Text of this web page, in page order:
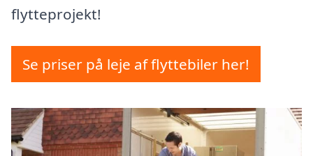
flytteprojekt!
Se priser på leje af flyttebiler her!